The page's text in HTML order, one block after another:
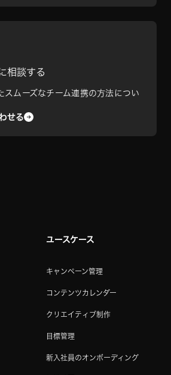
相談する
ムーズなチーム連携の方法につい
せる
ユースケース
キャンペーン管理
コンテンツカレンダー
クリエイティブ制作
目標管理
新入社員のオンボーディング